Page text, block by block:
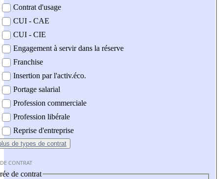
Contrat d'usage
CUI - CAE
CUI - CIE
Engagement à servir dans la réserve
Franchise
Insertion par l'activ.éco.
Portage salarial
Profession commerciale
Profession libérale
Reprise d'entreprise
de types de contrat
CONTRAT
de contrat